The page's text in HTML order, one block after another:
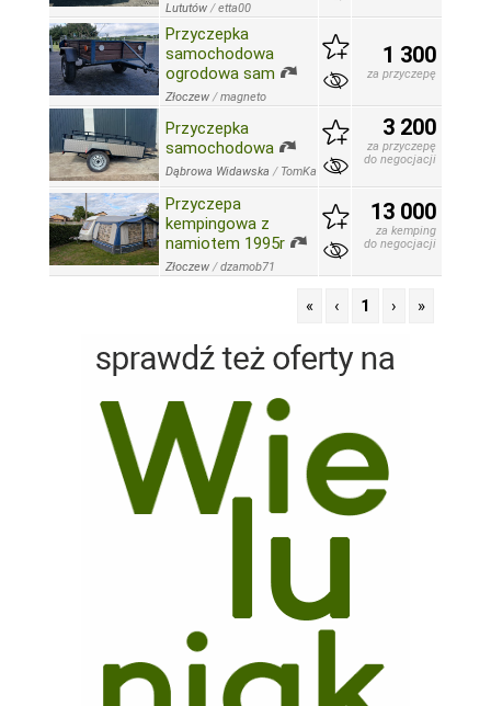
Lututów /etta00
Przyczepka
samochodowa
ogrodowa sam
Złoczew /magneto
1 300
za przyczepę
Przyczepka
samochodowa
Dąbrowa Widawska / TomKa
3 200
za przyczepę
do negocjacji
Przyczepa
kempingowa z
namiotem 1995r
Złoczew /dzamob71
13 000
za kemping
do negocjacji
« ‹ 1 › »